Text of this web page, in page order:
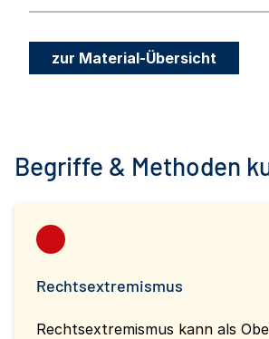
zur Material-Übersicht
Begriffe & Methoden
Rechtsextremismus
Rechtsextremismus kann als